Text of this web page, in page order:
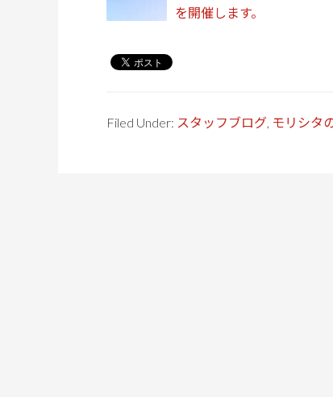
を開催します。
Filed Under: スタッフブログ, モリシタ